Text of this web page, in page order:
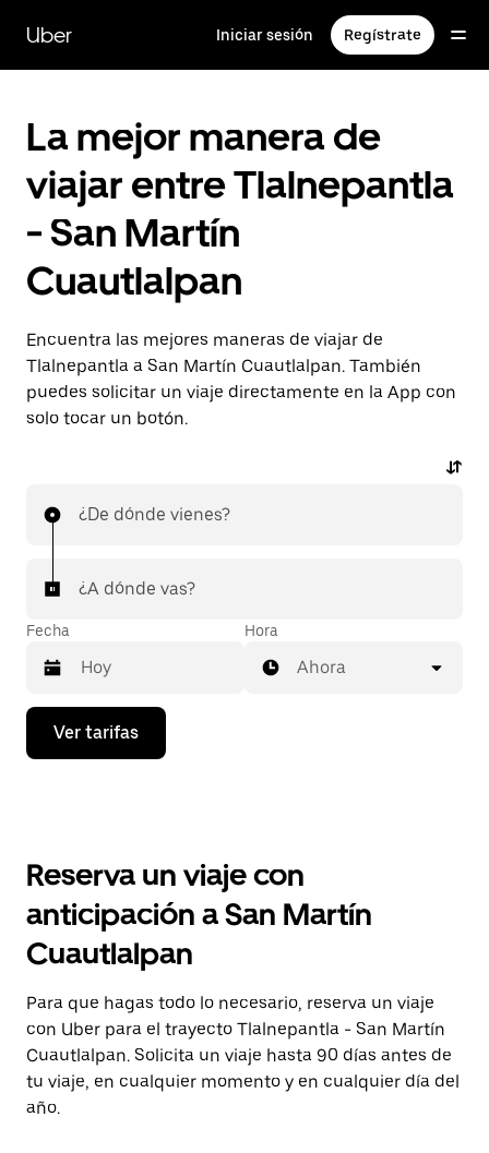
contenido
principal
Uber Iniciar sesión Regístrate
La mejor manera de
viajar entre Tlalnepantla
- San Martín
Cuautlalpan
Encuentra las mejores maneras de viajar de
Tlalnepantla a San Martín Cuautlalpan. También
puedes solicitar un viaje directamente en la App con
solo tocar un botón.
¿De dónde vienes?
¿A dónde vas?
Fecha
Presiona
flecha
el
y
selecciona
una
Presiona
la
tecla Esc
para
cerrar
el
calendario.
Hora
Ahora
Ver tarifas
Reserva un viaje con
anticipación a San Martín
Cuautlalpan
Para que hagas todo lo necesario, reserva un viaje
con Uber para el trayecto Tlalnepantla - San Martín
Cuautlalpan. Solicita un viaje hasta 90 días antes de
tu viaje, en cualquier momento y en cualquier día del
año.